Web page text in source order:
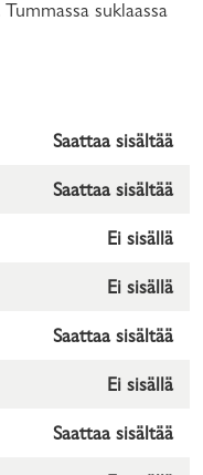
suklaassa
Saattaa sisältää
Saattaa sisältää
Ei sisällä
Ei sisällä
Saattaa sisältää
Ei sisällä
Saattaa sisältää